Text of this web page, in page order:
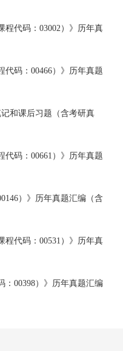
程代码：03002）》历年真
代码：00466）》历年真题
和课后习题（含考研真
代码：00661）》历年真题
）》历年真题汇编（含
程代码：00531）》历年真
：00398）》历年真题汇编